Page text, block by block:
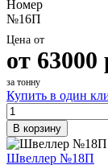
Номер
№16П
Цена от
от 63000
за тонну
Купить в один
В корзину
Швеллер №18П